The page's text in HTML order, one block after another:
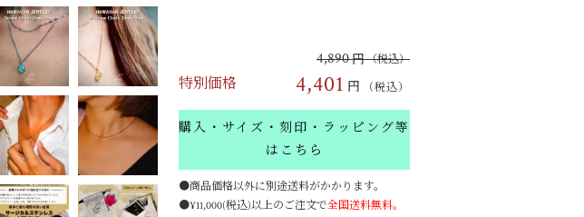
特別価格 4,401 円 （税込）
4,890円（税込）
購入・サイズ・刻印・ラッピング等
はこちら
●商品価格以外に別途送料がかかります。
●¥11,000(税込)以上のご注文で全国送料無料。